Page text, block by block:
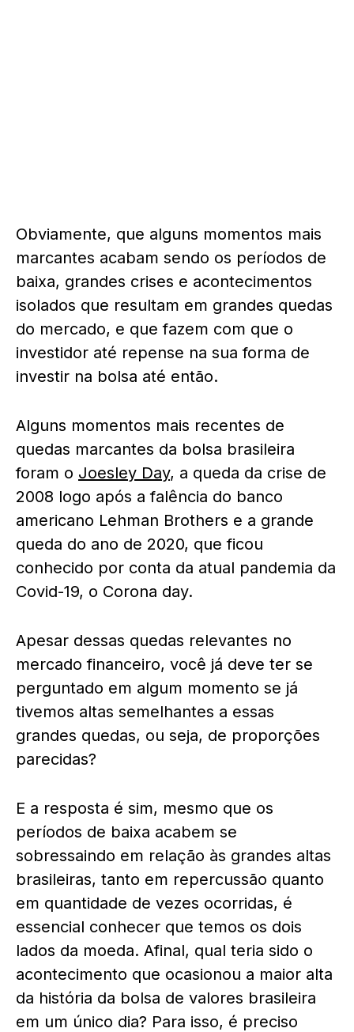
Obviamente, que alguns momentos mais
marcantes acabam sendo os períodos de
baixa, grandes crises e acontecimentos
isolados que resultam em grandes quedas
do mercado, e que fazem com que o
investidor até repense na sua forma de
investir na bolsa até então.
Alguns momentos mais recentes de
quedas marcantes da bolsa brasileira
foram o Joesley Day, a queda da crise de
2008 logo após a falência do banco
americano Lehman Brothers e a grande
queda do ano de 2020, que ficou
conhecido por conta da atual pandemia da
Covid-19, o Corona day.
Apesar dessas quedas relevantes no
mercado financeiro, você já deve ter se
perguntado em algum momento se já
tivemos altas semelhantes a essas
grandes quedas, ou seja, de proporções
parecidas?
E a resposta é sim, mesmo que os
períodos de baixa acabem se
sobressaindo em relação às grandes altas
brasileiras, tanto em repercussão quanto
em quantidade de vezes ocorridas, é
essencial conhecer que temos os dois
lados da moeda. Afinal, qual teria sido o
acontecimento que ocasionou a maior alta
da história da bolsa de valores brasileira
em um único dia? Para isso, é preciso